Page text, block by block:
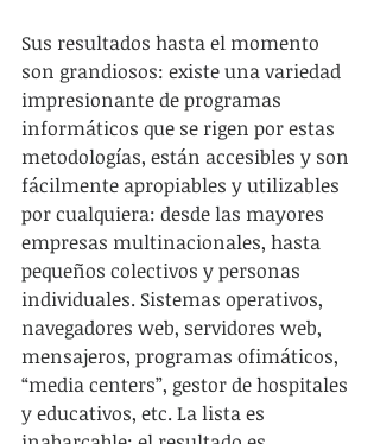
Sus resultados hasta el momento
son grandiosos: existe una variedad
impresionante de programas
informáticos que se rigen por estas
metodologías, están accesibles y son
fácilmente apropiables y utilizables
por cualquiera: desde las mayores
empresas multinacionales, hasta
pequeños colectivos y personas
individuales. Sistemas operativos,
navegadores web, servidores web,
mensajeros, programas ofimáticos,
“media centers”, gestor de hospitales
y educativos, etc. La lista es